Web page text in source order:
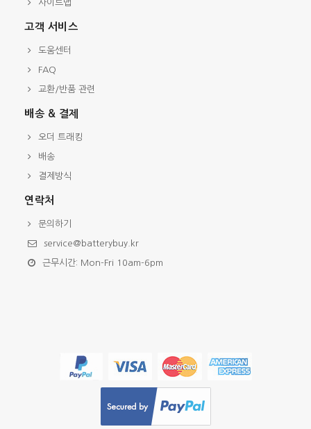
사이트맵
고객 서비스
도움센터
FAQ
교환/반품 관련
배송 & 결제
오더 트래킹
배송
결제방식
연락처
문의하기
service@batterybuy.kr
근무시간: Mon-Fri 10am-6pm